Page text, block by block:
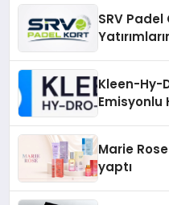
SRV
Kleen-Hy-
Emisyonlu
Marie
yaptı